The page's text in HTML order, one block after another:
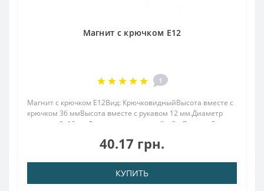
Магнит с крючком E12
1
Магнит с крючком E12Вид: КрючковидныйВысота вместе с
крючком 36 ммВысота вместе с рукавом 12 мм.Диаметр
наружный: 12 ммДиаметр внутр. резьба: 3.мВысота: 5
N38Сцепление прибл.: 4,00кгТемпература..
40.17 грн.
КУПИТЬ